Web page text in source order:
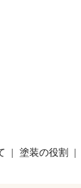
塗装の役割